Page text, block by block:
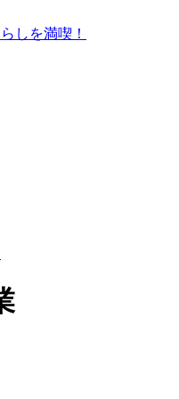
しを満喫！